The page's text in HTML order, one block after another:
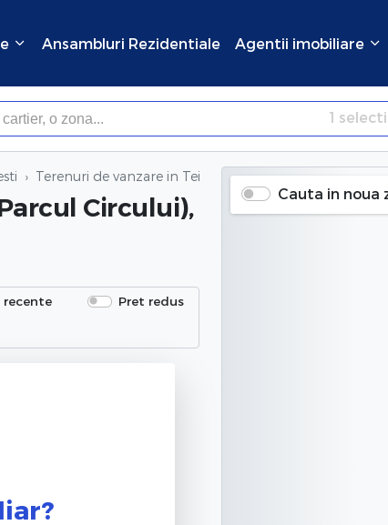
Ansambluri Rezidentiale Agentii imobiliare
×Inchide
1
Terenuri de vanzare in Tei (Parcul Circului), Bucuresti
Circului),
recente
Pret redus
Cauta in noua